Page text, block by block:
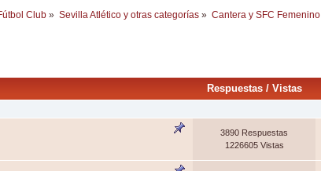
Club» Sevilla Atlético y otras categorías» Cantera y SFC Femenino
Respuestas/ Vistas
3890 Respuestas
1226605 Vistas